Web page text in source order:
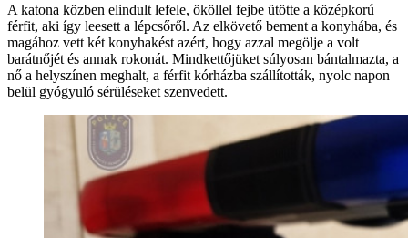
A katona közben elindult lefele, ököllel fejbe ütötte a középkorú
férfit, aki így leesett a lépcsőről. Az elkövető bement a konyhába, és
magához vett két konyhakést azért, hogy azzal megölje a volt
barátnőjét és annak rokonát. Mindkettőjüket súlyosan bántalmazta, a
nő a helyszínen meghalt, a férfit kórházba szállították, nyolc napon
belül gyógyuló sérüléseket szenvedett.